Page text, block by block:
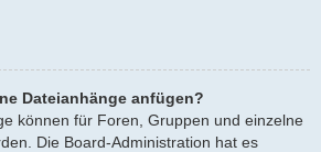
Dateianhänge anfügen?
können für Foren, Gruppen und einzelne
Die Board-Administration hat es